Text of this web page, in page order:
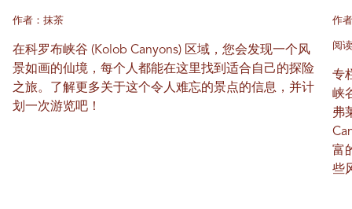
作者：抹茶
在科罗布峡谷 (Kolob Canyons) 区域，您会发现一个风
景如画的仙境，每个人都能在这里找到适合自己的探险
之旅。了解更多关于这个令人难忘的景点的信息，并计
划一次游览吧！
作
阅
专
峡
弗
富
些